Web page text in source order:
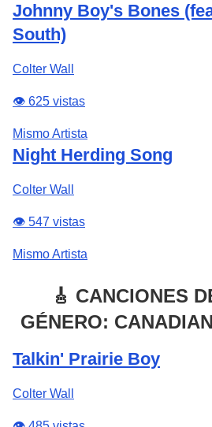
Johnny Boy's Bones
South)
Colter Wall
👁️ 625 vistas
Mismo Artista
Night Herding Song
Colter Wall
👁️ 547 vistas
Mismo Artista
🎸 CANCIONES
GÉNERO:
Talkin' Prairie Boy
Colter Wall